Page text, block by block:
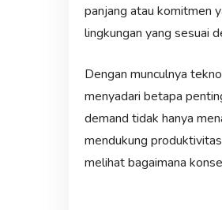
panjang atau komitmen
lingkungan yang sesuai
Dengan munculnya
menyadari betapa
demand tidak hanya
mendukung
melihat bagaimana